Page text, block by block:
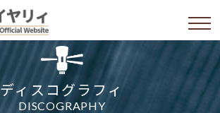
ディスコグラフィ
DISCOGRAPHY